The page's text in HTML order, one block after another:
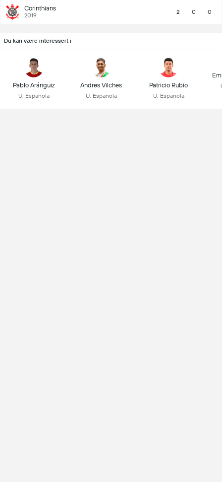
Corinthians
2019 2 0 0
Du kan være interessert i
Pablo Aránguiz
U. Espanola
Andres Vilches
U. Espanola
Patricio Rubio
U. Espanola